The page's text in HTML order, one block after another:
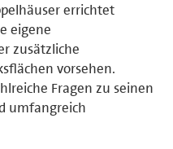
errichtet
eigene
zusätzliche
vorsehen.
Fragen zu seinen
umfangreich